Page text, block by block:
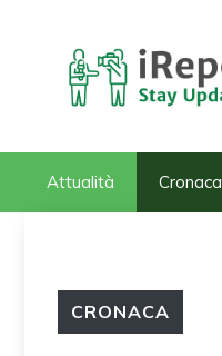
contenuto
Attualità Cronaca
CRONACA